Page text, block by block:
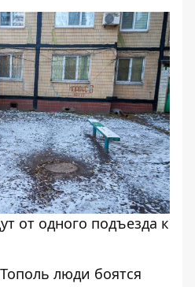
от одного подъезда к